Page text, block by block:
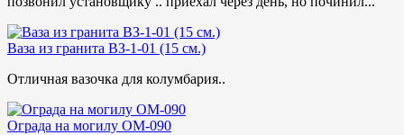
Ваза из гранита ВЗ-1-01 (15 см.)
Отличная вазочка для колумбария..
Ограда на могилу ОМ-090